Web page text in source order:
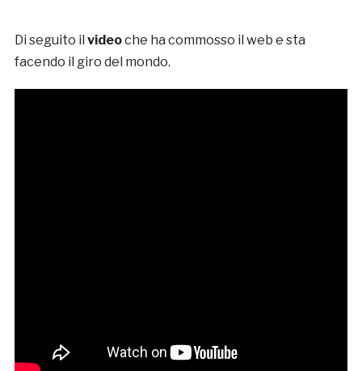
Di seguito il videoche ha commosso il web e sta
facendo il giro del mondo.